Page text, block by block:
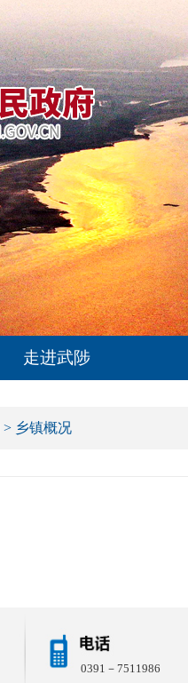
走进武陟
> 乡镇概况
0391－7511986